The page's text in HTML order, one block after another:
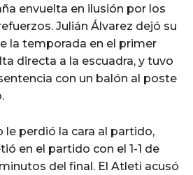
envuelta en ilusión por los
Julián Álvarez dejó su
la temporada en el primer
directa a la escuadra, y tuvo
con un balón al poste
le perdió la cara al partido,
en el partido con el 1-1 de
del final. El Atleti acusó